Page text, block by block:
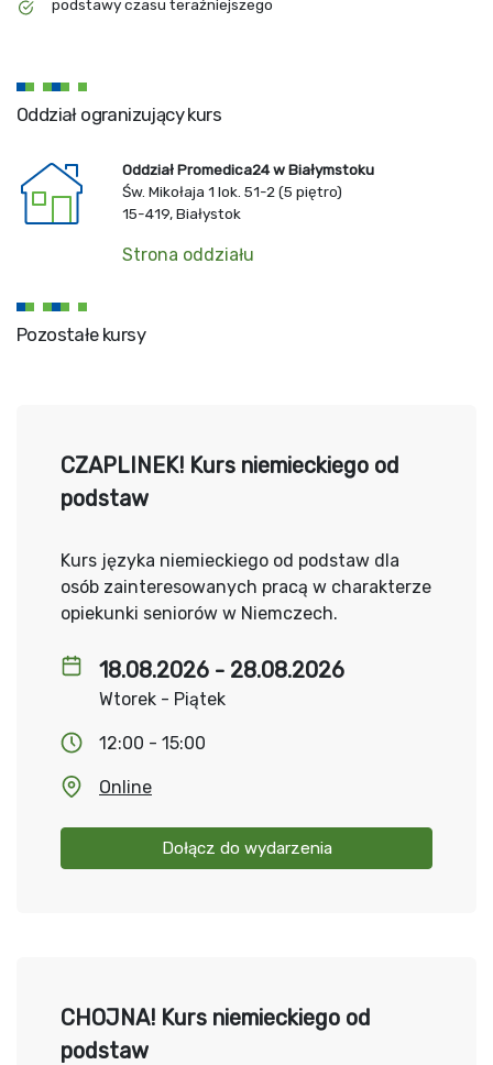
podstawy czasu teraźniejszego
Oddział ogranizujący kurs
Oddział Promedica24 w Białymstoku
Św. Mikołaja 1 lok. 51-2 (5 piętro)
15-419, Białystok
Strona oddziału
Pozostałe kursy
18.08.2026 - 28.08.2026
Wtorek - Piątek
12:00 - 15:00
Online
Dołącz do wydarzenia
CZAPLINEK! Kurs niemieckiego od
podstaw
Kurs języka niemieckiego od podstaw dla
osób zainteresowanych pracą w charakterze
opiekunki seniorów w Niemczech.
CHOJNA! Kurs niemieckiego od
podstaw